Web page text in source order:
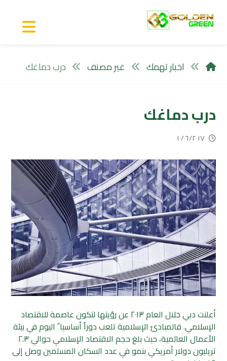
اخبار تهمك غير مصنف درب دماغك
درب دماغك
١٠/٠٦/٢٠١٧
أعلنت دبي خلال العام ٢٠١٣ عن رؤيتها لتكون عاصمة للاقتصاد
الإسلامي. فالمبادئ الإسلامية تلعب دوراً أساسيا ً اليوم في بيئة
الأعمال العالمية، حيث بلغ حجم الاقتصاد الإسلامي حوالي ٢.٣
تريليون دولار أمريكي بنمو في عدد السكان المسلمين وصل إلى